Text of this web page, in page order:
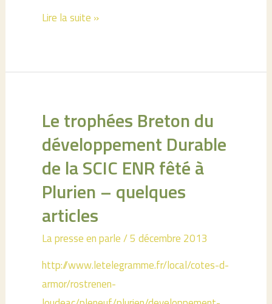
Plantations
avec
enfants
de
la
commune
Lire la suite »
Le trophées Breton du
développement Durable
de la SCIC ENR fêté à
Plurien – quelques
articles
La presse en parle/5 décembre 2013
http://www.letelegramme.fr/local/cotes-d-
armor/rostrenen-